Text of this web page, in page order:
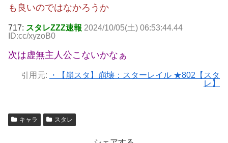
も良いのではなかろうか
717: スタレZZZ速報 2024/10/05(土) 06:53:44.44
ID:cc/xyzoB0
次は虚無主人公こないかなぁ
引用元:
・【崩スタ】崩壊：スターレイル ★802【スタ
レ】
キャラ スタレ